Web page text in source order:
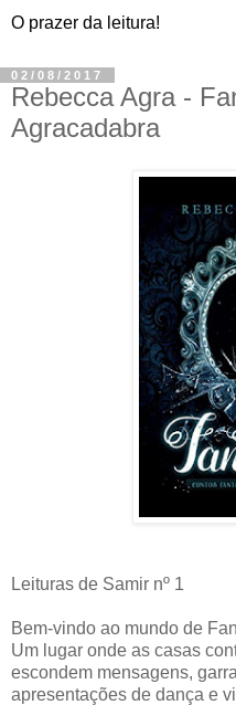
O prazer da leitura!
02/08/2017
Rebecca Agra -
Agracadabra
Leituras de Samir nº 1
Bem-vindo ao mundo de
Um lugar onde as casas
escondem mensagens,
apresentações de dança e